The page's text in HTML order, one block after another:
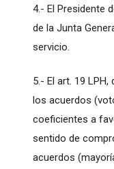
4.- El Presidente
de la Junta
servicio.
5.- El art. 19
los acuerdos
coeficientes a
sentido de
acuerdos